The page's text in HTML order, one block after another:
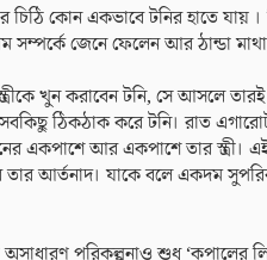
চিঠি কোন একভাবে টনির হাতে যায়
সম্পর্কে জেনে ফেলেন আর ঠান্ডা
খুন করাবেন টনি, সে আসলে
ঠিকঠাক করে টনি। রাত
একপাশে আর একপাশে তার স্ত্রী।
আর্তনাদ। যাকে বলে একদম
পরিকল্পনাও শুধু ‘কপালের